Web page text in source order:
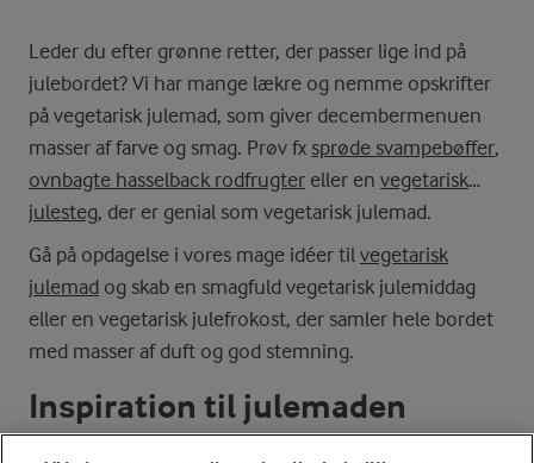
Leder du efter grønne retter, der passer lige ind på
julebordet? Vi har mange lækre og nemme opskrifter
på vegetarisk julemad, som giver decembermenuen
masser af farve og smag. Prøv fx sprøde svampebøffer,
ovnbagte hasselback rodfrugter eller en vegetarisk
julesteg, der er genial som vegetarisk julemad.
Gå på opdagelse i vores mage idéer til vegetarisk
julemad og skab en smagfuld vegetarisk julemiddag
eller en vegetarisk julefrokost, der samler hele bordet
med masser af duft og god stemning.
Inspiration til julemaden